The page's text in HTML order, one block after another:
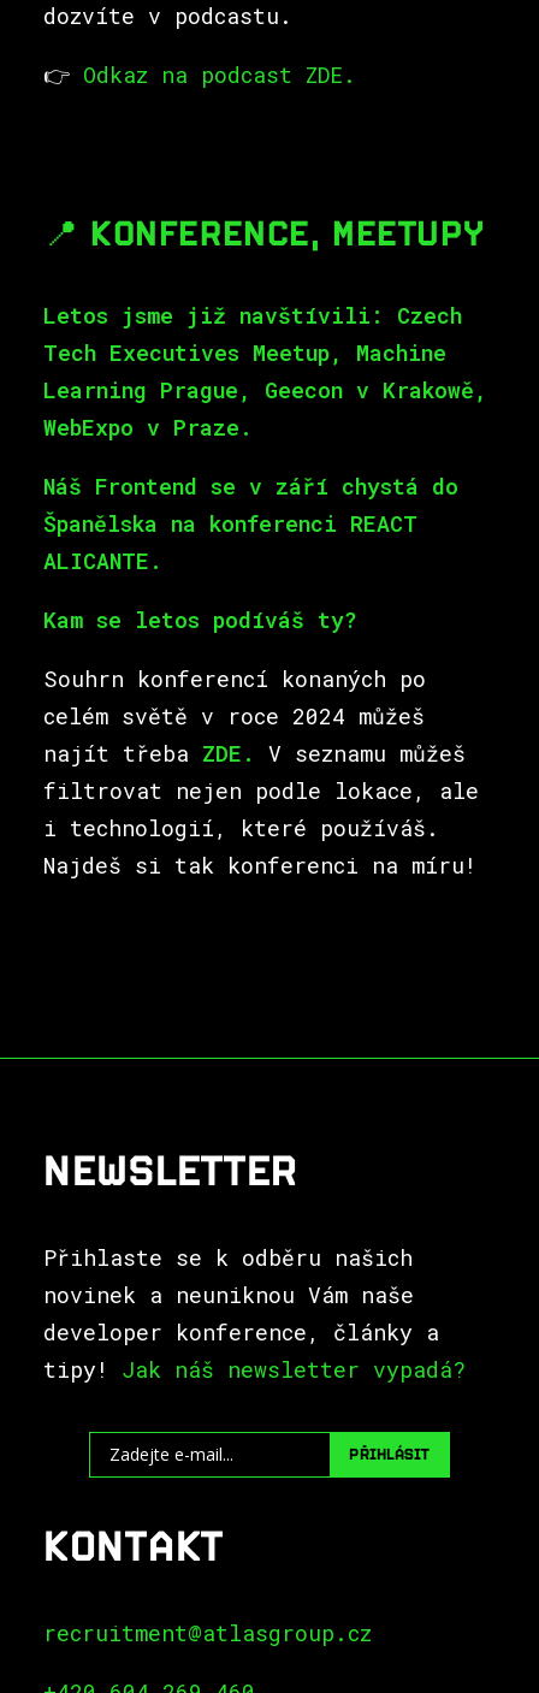
dozvíte v podcastu.
👉 Odkaz na podcast ZDE.
📍 KONFERENCE, MEETUPY
Letos jsme již navštívili: Czech
Tech Executives Meetup, Machine
Learning Prague, Geecon v Krakowě,
WebExpo v Praze.
Náš Frontend se v září chystá do
Španělska na konferenci REACT
ALICANTE.
Kam se letos podíváš ty?
Souhrn konferencí konaných po
celém světě v roce 2024 můžeš
najít třeba ZDE. V seznamu můžeš
filtrovat nejen podle lokace, ale
i technologií, které používáš.
Najdeš si tak konferenci na míru!
NEWSLETTER
Přihlaste se k odběru našich
novinek a neuniknou Vám naše
developer konference, články a
tipy! Jak náš newsletter vypadá?
PŘIHLÁSIT
KONTAKT
recruitment@atlasgroup.cz